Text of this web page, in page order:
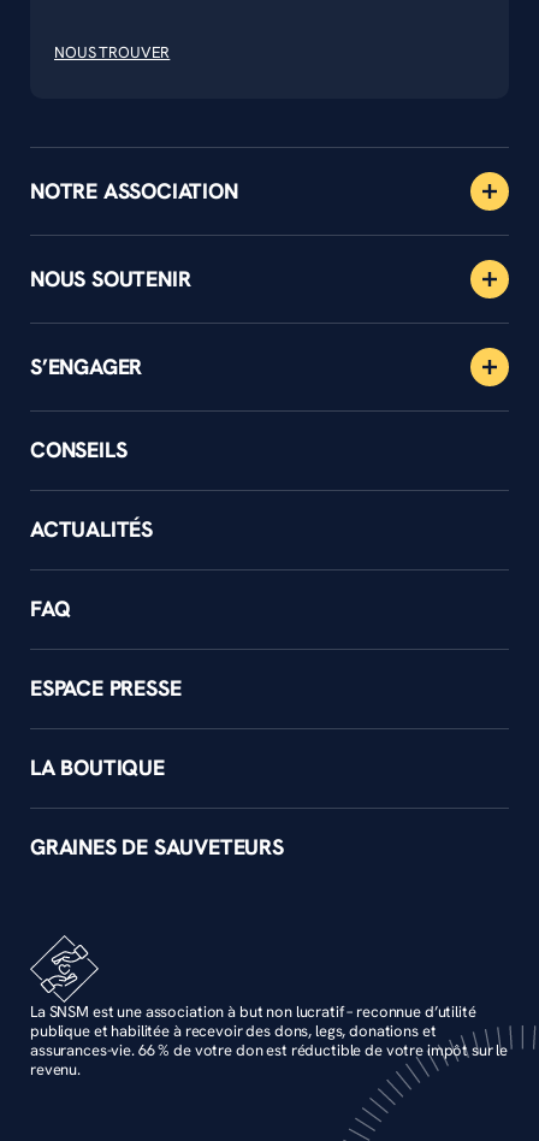
NOUS TROUVER
NOTRE ASSOCIATION
NOUS SOUTENIR
S’ENGAGER
CONSEILS
ACTUALITÉS
FAQ
ESPACE PRESSE
LA BOUTIQUE
GRAINES DE SAUVETEURS
La SNSM est une association à but non lucratif – reconnue d’utilité
publique et habilitée à recevoir des dons, legs, donations et
assurances-vie. 66 % de votre don est réductible de votre impôt sur le
revenu.